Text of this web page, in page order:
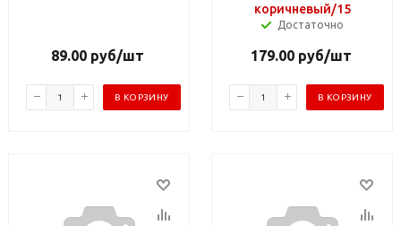
89.00 руб/шт
В КОРЗИНУ
коричневый/15
Достаточно
179.00руб/шт
В КОРЗИНУ